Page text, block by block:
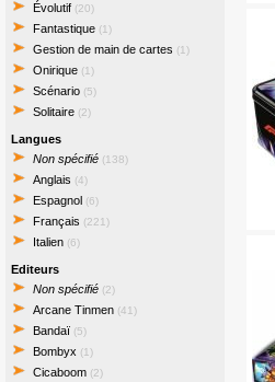
Évolutif (20)
Fantastique (1)
Gestion de main de cartes (1)
Onirique (1)
Scénario (5)
Solitaire (2)
Langues
Non spécifié (138)
Anglais (4)
Espagnol (6)
Français (221)
Italien (6)
Editeurs
Non spécifié (2)
Arcane Tinmen (41)
Bandaï (5)
Bombyx (1)
Cicaboom (2)